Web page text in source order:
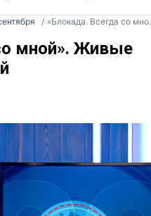
«Блокада. Всегда со мной». Живые истории свидетелей
мной». Живые